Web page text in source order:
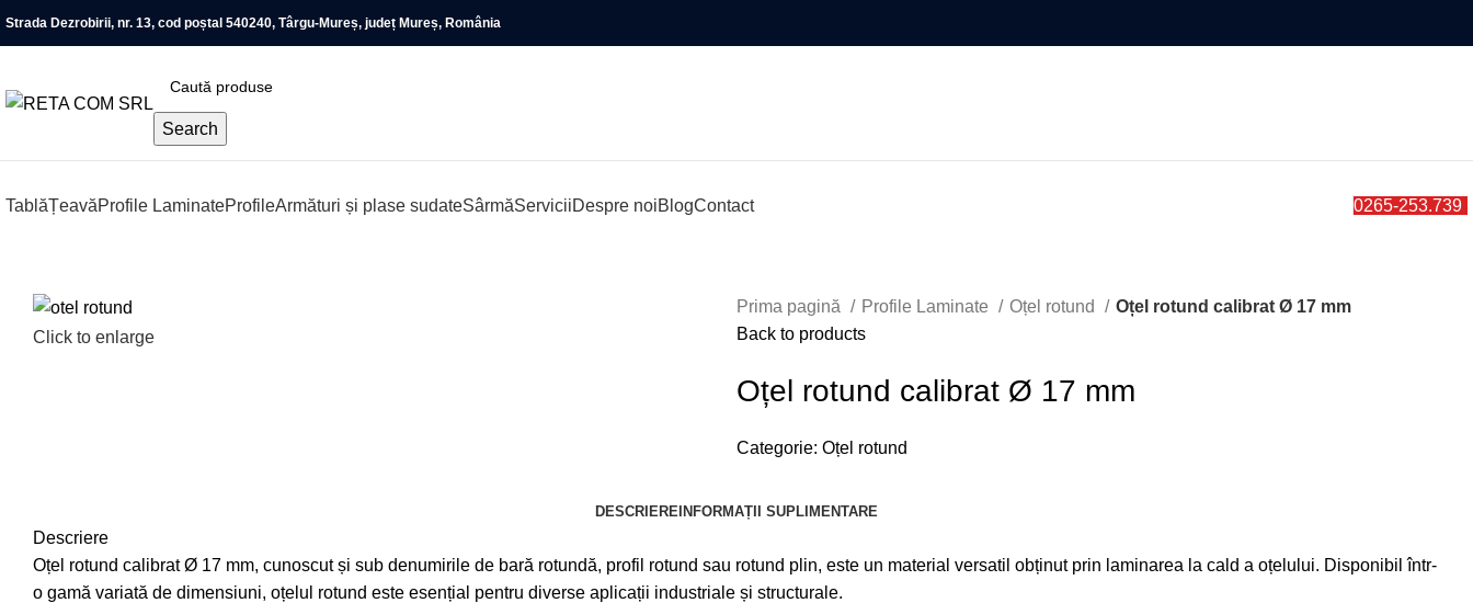
Strada Dezrobirii, nr. 13, cod poștal 540240, Târgu-Mureș, județ Mureș, România
Search
TablăȚeavăProfile LaminateProfileArmături și plase sudateSârmăServiciiDespre noiBlogContact 0265-253.739
Click to enlarge
Prima pagină Profile Laminate Oțel rotund
Oțel rotund calibrat Ø 17 mm
Back to products
Oțel rotund calibrat Ø 17 mm
Categorie: Oțel rotund
DESCRIERE INFORMAȚII SUPLIMENTARE
Descriere
Oțel rotund calibrat Ø 17 mm, cunoscut și sub denumirile de bară rotundă, profil rotund sau rotund plin, este un material versatil obținut prin laminarea la cald a oțelului. Disponibil într-
o gamă variată de dimensiuni, oțelul rotund este esențial pentru diverse aplicații industriale și structurale.